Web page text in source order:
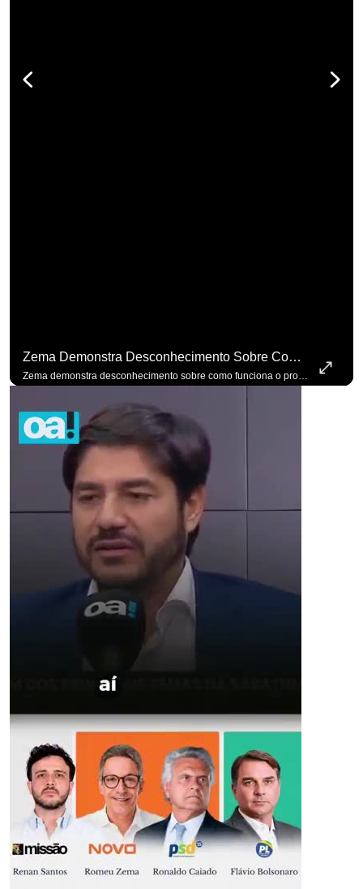
Zema Demonstra Desconhecimento Sobre Como Funciona O Processo De Mudança Das Leis. #OAntagonista
Zema demonstra desconhecimento sobre como funciona o processo de mudança das leis. #OAntagonista Se você busca informação com credibilidade, inscreva-se agora e ative o